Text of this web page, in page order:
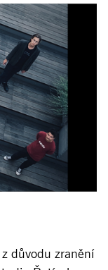
důvodu zranění